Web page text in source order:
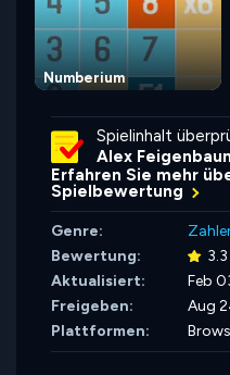
Numberium
Spielinhalt
Alex
Erfahren Sie mehr
Spielbewertung
Genre:
Bewertung:
Aktualisiert:
Feb
Freigeben:
Aug
Plattformen: